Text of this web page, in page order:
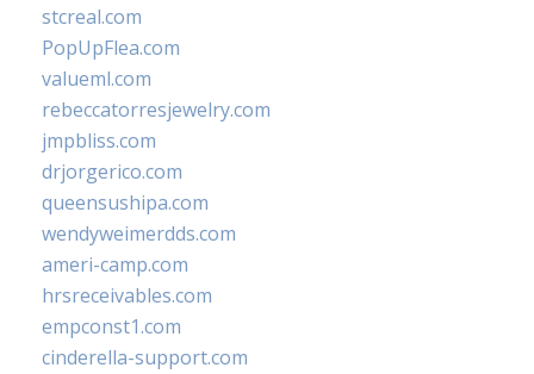
stcreal.com
PopUpFlea.com
valueml.com
rebeccatorresjewelry.com
jmpbliss.com
drjorgerico.com
queensushipa.com
wendyweimerdds.com
ameri-camp.com
hrsreceivables.com
empconst1.com
cinderella-support.com